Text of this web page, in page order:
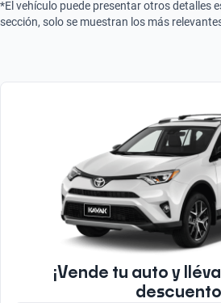
*El vehículo puede presentar otros detalles
sección, solo se muestran los más
¡Vende tu auto y